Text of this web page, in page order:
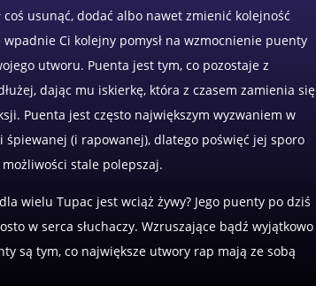
coś usunąć, dodać albo nawet zmienić kolejność
wpadnie Ci kolejny pomysł na wzmocnienie puenty
utworu. Puenta jest tym, co pozostaje z
dając mu iskierkę, która z czasem zamienia się
Puenta jest często największym wyzwaniem w
śpiewanej (i rapowanej), dlatego poświęć jej sporo
stale polepszaj.
wielu Tupac jest wciąż żywy? Jego puenty po dziś
w serca słuchaczy. Wzruszające bądź wyjątkowo
są tym, co największe utwory rap mają ze sobą